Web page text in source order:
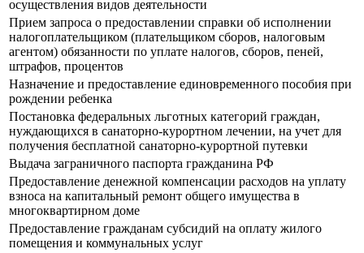
осуществления видов деятельности
Прием запроса о предоставлении справки об исполнении
налогоплательщиком (плательщиком сборов, налоговым
агентом) обязанности по уплате налогов, сборов, пеней,
штрафов, процентов
Назначение и предоставление единовременного пособия при
рождении ребенка
Постановка федеральных льготных категорий граждан,
нуждающихся в санаторно-курортном лечении, на учет для
получения бесплатной санаторно-курортной путевки
Выдача заграничного паспорта гражданина РФ
Предоставление денежной компенсации расходов на уплату
взноса на капитальный ремонт общего имущества в
многоквартирном доме
Предоставление гражданам субсидий на оплату жилого
помещения и коммунальных услуг